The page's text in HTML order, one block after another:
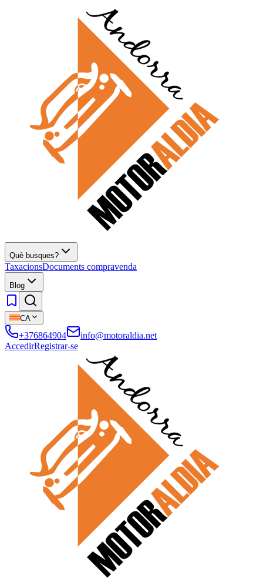
Què busques?
TaxacionsDocuments compravenda
Blog
CA
+376864904
info@motoraldia.net
AccedirRegistrar-se